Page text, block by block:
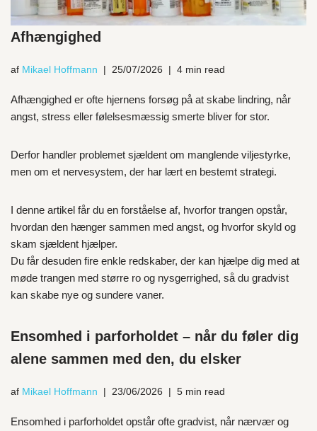
Afhængighed
af Mikael Hoffmann 25/07/2026 4 min read
Afhængighed er ofte hjernens forsøg på at skabe lindring, når
angst, stress eller følelsesmæssig smerte bliver for stor.
Derfor handler problemet sjældent om manglende viljestyrke,
men om et nervesystem, der har lært en bestemt strategi.
I denne artikel får du en forståelse af, hvorfor trangen opstår,
hvordan den hænger sammen med angst, og hvorfor skyld og
skam sjældent hjælper.
Du får desuden fire enkle redskaber, der kan hjælpe dig med at
møde trangen med større ro og nysgerrighed, så du gradvist
kan skabe nye og sundere vaner.
Ensomhed i parforholdet – når du føler dig
alene sammen med den, du elsker
af Mikael Hoffmann 23/06/2026 5 min read
Ensomhed i parforholdet opstår ofte gradvist, når nærvær og